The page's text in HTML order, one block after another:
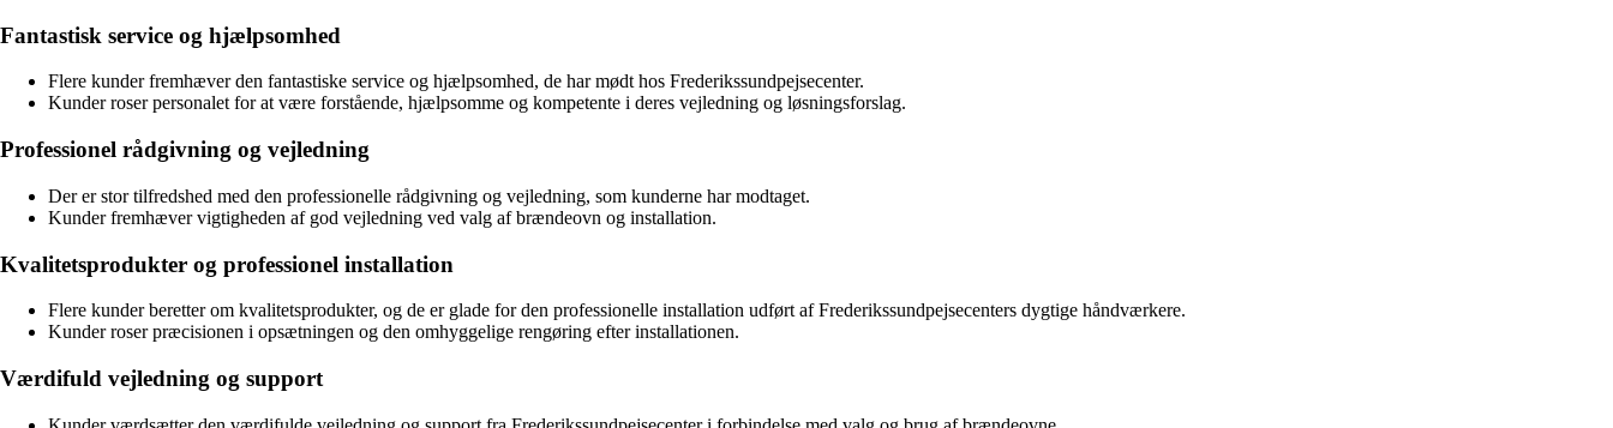
Fantastisk service og hjælpsomhed
Flere kunder fremhæver den fantastiske service og hjælpsomhed, de har mødt hos Frederikssundpejsecenter.
Kunder roser personalet for at være forstående, hjælpsomme og kompetente i deres vejledning og løsningsforslag.
Professionel rådgivning og vejledning
Der er stor tilfredshed med den professionelle rådgivning og vejledning, som kunderne har modtaget.
Kunder fremhæver vigtigheden af god vejledning ved valg af brændeovn og installation.
Kvalitetsprodukter og professionel installation
Flere kunder beretter om kvalitetsprodukter, og de er glade for den professionelle installation udført af Frederikssundpejsecenters dygtige håndværkere.
Kunder roser præcisionen i opsætningen og den omhyggelige rengøring efter installationen.
Værdifuld vejledning og support